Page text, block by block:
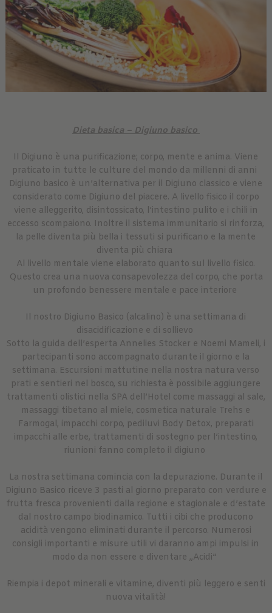
Dieta basica – Digiuno basico
Il Digiuno è una purificazione; corpo, mente e anima. Viene
praticato in tutte le culture del mondo da millenni di anni
Digiuno basico è un’alternativa per il Digiuno classico e viene
considerato come Digiuno del piacere. A livello fisico il corpo
viene alleggerito, disintossicato, l’intestino pulito e i chili in
eccesso scompaiono. Inoltre il sistema immunitario si rinforza,
la pelle diventa più bella i tessuti si purificano e la mente
diventa più chiara
Al livello mentale viene elaborato quanto sul livello fisico.
Questo crea una nuova consapevolezza del corpo, che porta
un profondo benessere mentale e pace interiore
Il nostro Digiuno Basico (alcalino) è una settimana di
disacidificazione e di sollievo
Sotto la guida dell’esperta Annelies Stocker e Noemi Mameli, i
partecipanti sono accompagnato durante il giorno e la
settimana. Escursioni mattutine nella nostra natura verso
prati e sentieri nel bosco, su richiesta è possibile aggiungere
trattamenti olistici nella SPA dell’Hotel come massaggi al sale,
massaggi tibetano al miele, cosmetica naturale Trehs e
Farmogal, impacchi corpo, pediluvi Body Detox, preparati
impacchi alle erbe, trattamenti di sostegno per l’intestino,
riunioni fanno completo il digiuno
La nostra settimana comincia con la depurazione. Durante il
Digiuno Basico riceve 3 pasti al giorno preparato con verdure e
frutta fresca provenienti dalla regione e stagionale e d’estate
dal nostro campo biodinamico. Tutti i cibi che producono
acidità vengono eliminati durante il percorso. Numerosi
consigli importanti e misure utili vi daranno ampi impulsi in
modo da non essere e diventare „Acidi”
Riempia i depot minerali e vitamine, diventi più leggero e senti
nuova vitalità!